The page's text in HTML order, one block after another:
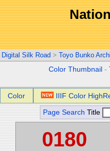
Digital Silk Road > Toyo Bunko
Color Thumbnail -
Color IIIF Color
Page Search Title
0180